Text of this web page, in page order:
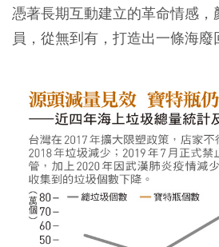
憑著長期互動建立的革命情感，
員，從無到有，打造出一條海廢